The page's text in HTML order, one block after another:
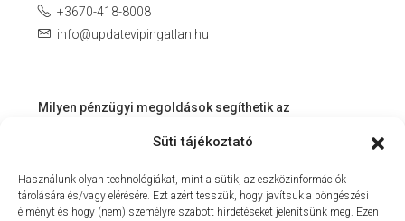
Süti tájékoztató
Használunk olyan technológiákat, mint a sütik, az eszközinformációk
tárolására és/vagy elérésére. Ezt azért tesszük, hogy javítsuk a böngészési
élményt és hogy (nem) személyre szabott hirdetéseket jelenítsünk meg. Ezen
+3670-418-8008
info@updatevipingatlan.hu
Milyen pénzügyi megoldások segíthetik az
szolgáltatás a Balaton környékén
MIT KÍNÁLHAT SZÁMUNKRA EGY INGATLANIRODA VEVŐI